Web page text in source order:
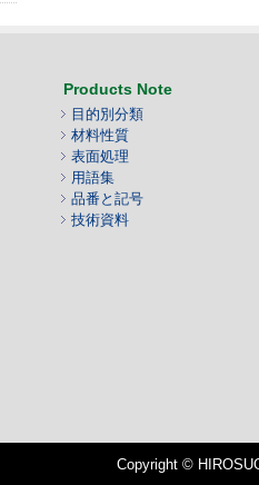
Products Note
目的別分類
材料性質
表面処理
用語集
品番と記号
技術資料
Copyright ©